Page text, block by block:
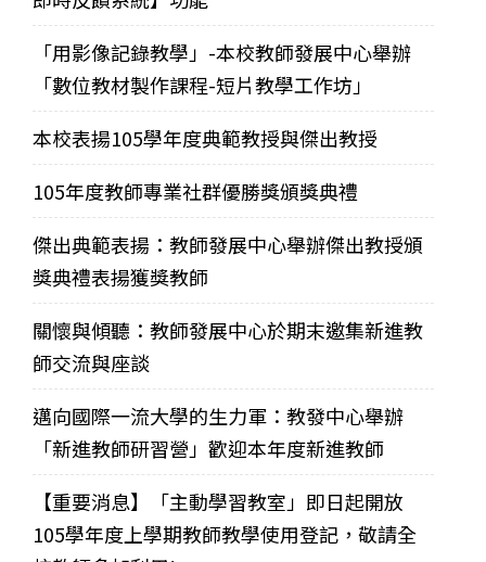
「用影像記錄教學」-本校教師發展中心舉辦
「數位教材製作課程-短片教學工作坊」
本校表揚105學年度典範教授與傑出教授
105年度教師專業社群優勝獎頒獎典禮
傑出典範表揚：教師發展中心舉辦傑出教授頒
獎典禮表揚獲獎教師
關懷與傾聽：教師發展中心於期末邀集新進教
師交流與座談
邁向國際一流大學的生力軍：教發中心舉辦
「新進教師研習營」歡迎本年度新進教師
【重要消息】「主動學習教室」即日起開放
105學年度上學期教師教學使用登記，敬請全